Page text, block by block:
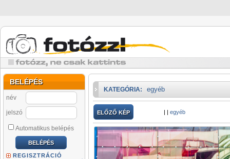
BELÉPÉS
név
jelszó
Automatikus belépés
REGISZTRÁCIÓ
KATEGÓRIA: egyéb
ELŐZŐ KÉP | | egyéb